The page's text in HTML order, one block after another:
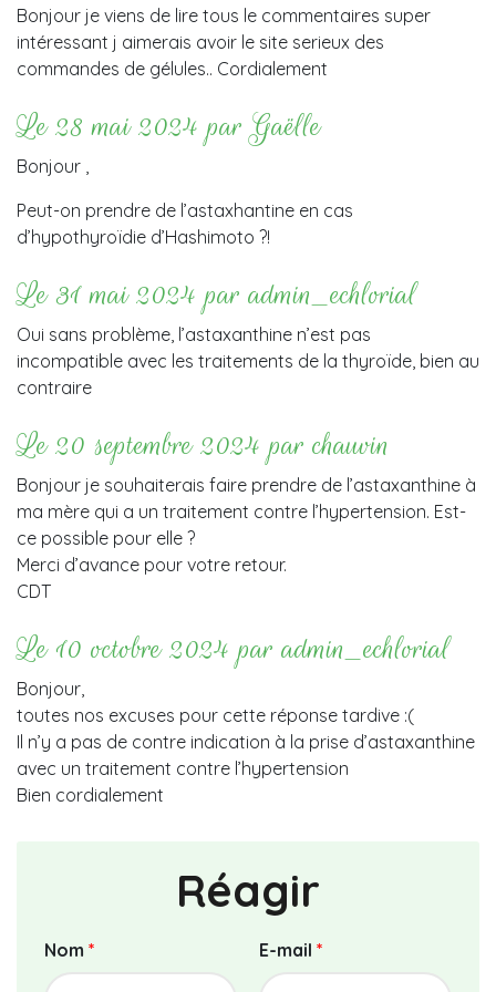
Bonjour je viens de lire tous le commentaires super
intéressant j aimerais avoir le site serieux des
commandes de gélules.. Cordialement
Le 28 mai 2024 par Gaëlle
Bonjour ,
Peut-on prendre de l’astaxhantine en cas
d’hypothyroïdie d’Hashimoto ?!
Le 31 mai 2024 par admin_echlorial
Oui sans problème, l’astaxanthine n’est pas
incompatible avec les traitements de la thyroïde, bien au
contraire
Le 20 septembre 2024 par chauvin
Bonjour je souhaiterais faire prendre de l’astaxanthine à
ma mère qui a un traitement contre l’hypertension. Est-
ce possible pour elle ?
Merci d’avance pour votre retour.
CDT
Le 10 octobre 2024 par admin_echlorial
Bonjour,
toutes nos excuses pour cette réponse tardive :(
Il n’y a pas de contre indication à la prise d’astaxanthine
avec un traitement contre l’hypertension
Bien cordialement
Réagir
Nom * E-mail *